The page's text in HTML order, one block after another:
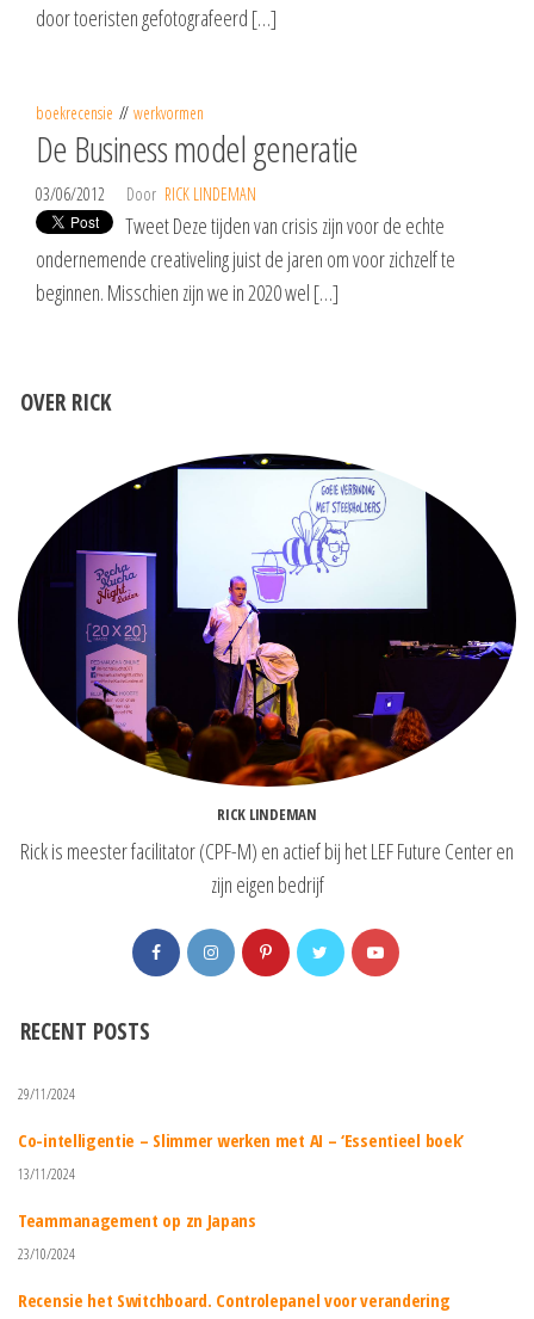
door toeristen gefotografeerd […]
boekrecensie werkvormen
De Business model generatie
03/06/2012 Door RICK LINDEMAN
Tweet Deze tijden van crisis zijn voor de echte
ondernemende creativeling juist de jaren om voor zichzelf te
beginnen. Misschien zijn we in 2020 wel […]
OVER RICK
RICK LINDEMAN
Rick is meester facilitator (CPF-M) en actief bij het LEF Future Center en
zijn eigen bedrijf
RECENT POSTS
29/11/2024
Co-intelligentie – Slimmer werken met AI – ‘Essentieel boek’
13/11/2024
Teammanagement op zn Japans
23/10/2024
Recensie het Switchboard. Controlepanel voor verandering